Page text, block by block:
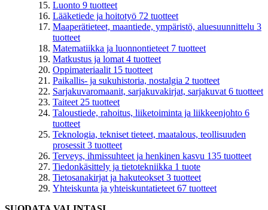
Luonto 9 tuotteet
Lääketiede ja hoitotyö 72 tuotteet
Maaperätieteet, maantiede, ympäristö, aluesuunnittelu 3
tuotteet
Matematiikka ja luonnontieteet 7 tuotteet
Matkustus ja lomat 4 tuotteet
Oppimateriaalit 15 tuotteet
Paikallis- ja sukuhistoria, nostalgia 2 tuotteet
Sarjakuvaromaanit, sarjakuvakirjat, sarjakuvat 6 tuotteet
Taiteet 25 tuotteet
Taloustiede, rahoitus, liiketoiminta ja liikkeenjohto 6
tuotteet
Teknologia, tekniset tieteet, maatalous, teollisuuden
prosessit 3 tuotteet
Terveys, ihmissuhteet ja henkinen kasvu 135 tuotteet
Tiedonkäsittely ja tietotekniikka 1 tuote
Tietosanakirjat ja hakuteokset 3 tuotteet
Yhteiskunta ja yhteiskuntatieteet 67 tuotteet